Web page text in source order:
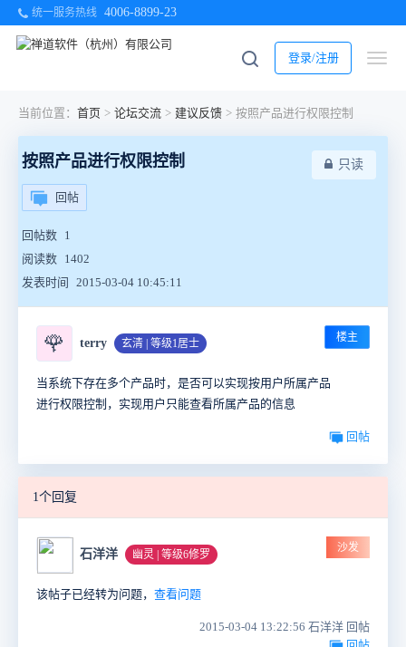
统一服务热线 4006-8899-23
登录/注册
当前位置： 首页 > 论坛交流 > 建议反馈 > 按照产品进行权限控制
只读
按照产品进行权限控制
回帖
回帖数 1
阅读数 1402
发表时间
2015-03-04 10:45:11
🌹 terry 玄清 | 等级1居士 楼主
当系统下存在多个产品时，是否可以实现按用户所属产品
进行权限控制，实现用户只能查看所属产品的信息
回帖
1个回复
石洋洋 幽灵 | 等级6修罗
沙发
该帖子已经转为问题， 查看问题
2015-03-04 13:22:56 石洋洋 回帖